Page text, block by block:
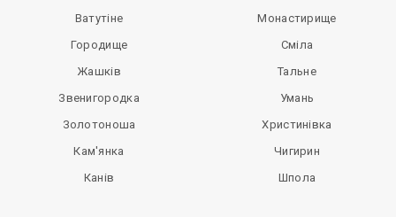
Ватутіне
Городище
Жашків
Звенигородка
Золотоноша
Кам'янка
Канів
Монастирище
Сміла
Тальне
Умань
Христинівка
Чигирин
Шпола